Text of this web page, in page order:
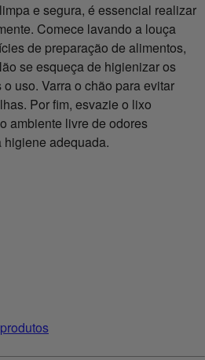
e segura, é essencial realizar
Comece lavando a louça
de preparação de alimentos,
se esqueça de higienizar os
uso. Varra o chão para evitar
Por fim, esvazie o lixo
ambiente livre de odores
adequada.